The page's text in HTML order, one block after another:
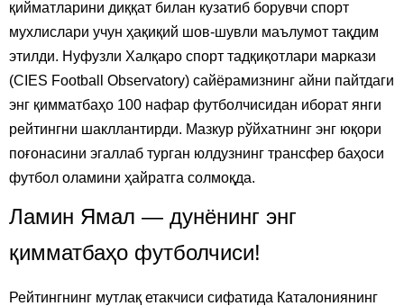
қийматларини диққат билан кузатиб борувчи спорт
мухлислари учун ҳақиқий шов-шувли маълумот тақдим
этилди. Нуфузли Халқаро спорт тадқиқотлари маркази
(CIES Football Observatory) сайёрамизнинг айни пайтдаги
энг қимматбаҳо 100 нафар футболчисидан иборат янги
рейтингни шакллантирди. Мазкур рўйхатнинг энг юқори
поғонасини эгаллаб турган юлдузнинг трансфер баҳоси
футбол оламини ҳайратга солмоқда.
Ламин Ямал — дунёнинг энг
қимматбаҳо футболчиси!
Рейтингнинг мутлақ етакчиси сифатида Каталониянинг